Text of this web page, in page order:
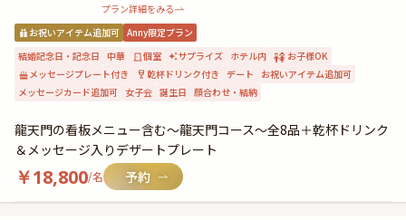
プラン詳細をみる
お祝いアイテム追加可 Anny限定プラン
結婚記念日・記念日 中華 個室 サプライズ ホテル内
お子様OK
メッセージプレート付き
乾杯ドリンク付き デート
お祝いアイテム追加可
メッセージカード追加可 女子会 誕生日 顔合わせ・結納
龍天門の看板メニュー含む～龍天門コース～全8品＋乾杯ドリンク
＆メッセージ入りデザートプレート
￥18,800/名